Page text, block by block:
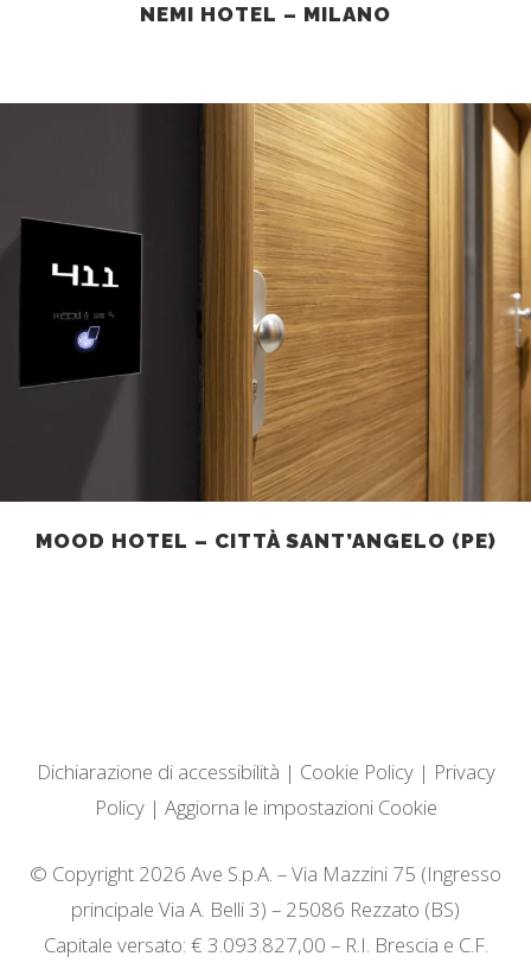
NEMI HOTEL – MILANO
MOOD HOTEL – CITTÀ SANT’ANGELO (PE)
Dichiarazione di accessibilità | Cookie Policy| Privacy
Policy| Aggiorna le impostazioni Cookie
© Copyright 2026 Ave S.p.A. – Via Mazzini 75 (Ingresso
principale Via A. Belli 3) – 25086 Rezzato (BS)
Capitale versato: € 3.093.827,00 – R.I. Brescia e C.F.